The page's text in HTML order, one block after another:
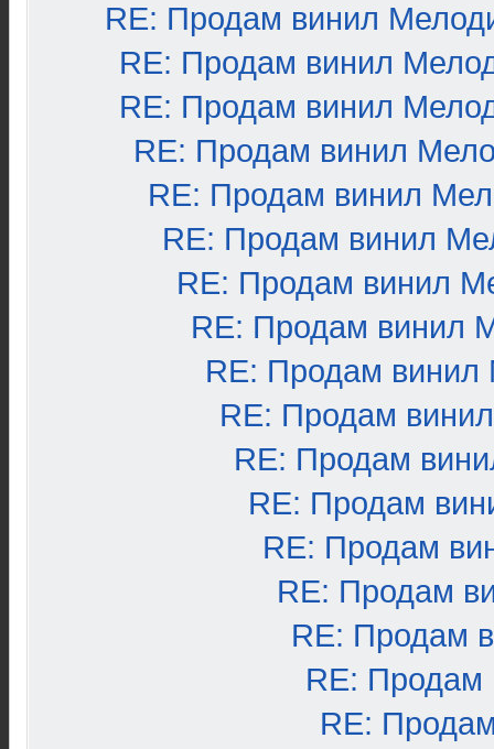
RE: Продам винил
RE: Продам винил
RE: Продам винил
RE: Продам винил
RE: Продам винил
RE: Продам винил
RE: Продам винил
RE: Продам винил
RE: Продам винил
RE: Продам
RE: Продам
RE: Продам
RE: Продам
RE: Продам
RE: Продам
RE: Продам
RE: